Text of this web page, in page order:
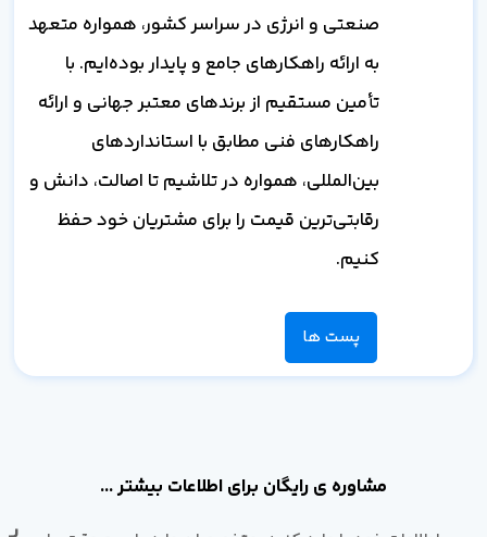
صنعتی و انرژی در سراسر کشور، همواره متعهد
به ارائه راهکارهای جامع و پایدار بوده‌ایم. با
تأمین مستقیم از برندهای معتبر جهانی و ارائه
راهکارهای فنی مطابق با استانداردهای
بین‌المللی، همواره در تلاشیم تا اصالت، دانش و
رقابتی‌ترین قیمت را برای مشتریان خود حفظ
کنیم.
پست ها
مشاوره ی رایگان برای اطلاعات بیشتر ...